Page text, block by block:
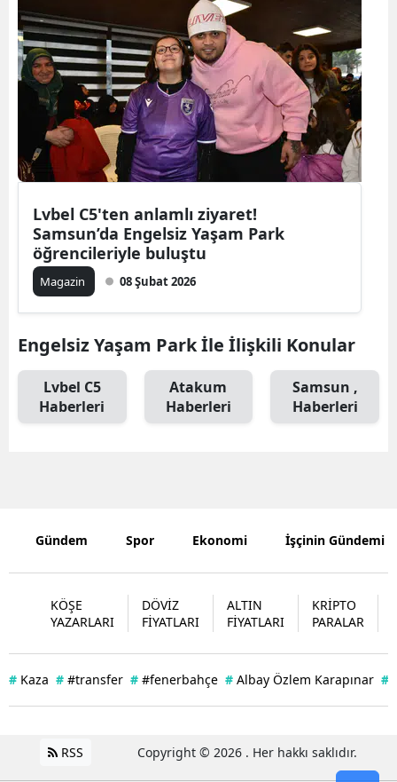
Bingöl
Bitlis
Bolu
Burdur
Bursa
Diyarbakır
Edirne
Giresun
Isparta
Lvbel C5'ten anlamlı ziyaret!
Samsun’da Engelsiz Yaşam Park
öğrencileriyle buluştu
Magazin 08 Şubat 2026
Engelsiz Yaşam Park İle İlişkili Konular
Lvbel C5
Haberleri
Atakum
Haberleri
Samsun ,
Haberleri
Gündem Spor Ekonomi İşçinin Gündemi
KÖŞE
YAZARLARI
DÖVİZ
FİYATLARI
ALTIN
FİYATLARI
KRİPTO
PARALAR
# Kaza # #transfer # #fenerbahçe # Albay Özlem Karapınar #
RSS Copyright © 2026 . Her hakkı saklıdır.